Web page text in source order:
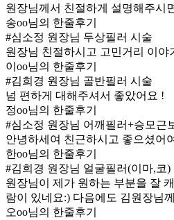
원장님께서 친절하게 설명해주시
송oo님의 한줄후기
#심소정 원장님 두상필러 시술
원장님 친절하시고 고민거리 이
이oo님의 한줄후기
#김희경 원장님 골반필러 시술
넘 편하게 대해주셔서 좋았어요 !
정oo님의 한줄후기
#심소정 원장님 어깨필러+승모근
안녕하세여 친근하시고 좋으셨어
한oo님의 한줄후기
#김희경 원장님 얼굴필러(이마,코
원장님이 제가 원하는 부분을 잘
람이 있네요:) 다음에도 김원장님
오oo님의 한줄후기